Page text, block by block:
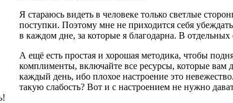
Я стараюсь видеть в человеке только светлые
поступки. Поэтому мне не приходится себя
в каждом дне, за которые я благодарна. В
А ещё есть простая и хорошая методика, чтобы
комплименты, включайте все ресурсы, которые вам
каждый день, ибо плохое настроение это
такую слабость? Вот и с настроением не нужно